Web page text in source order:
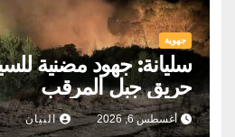
جهوية
سليانة: جهود مضنية
حريق جبل المرقب
أغسطس 6, 2026 البيان